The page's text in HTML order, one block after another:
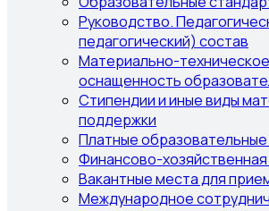
Руководство.
педагогический) состав
Материально-
оснащенность
Стипендии и иные виды
поддержки
Платные образовательные
Финансово-
Вакантные места для
Международное